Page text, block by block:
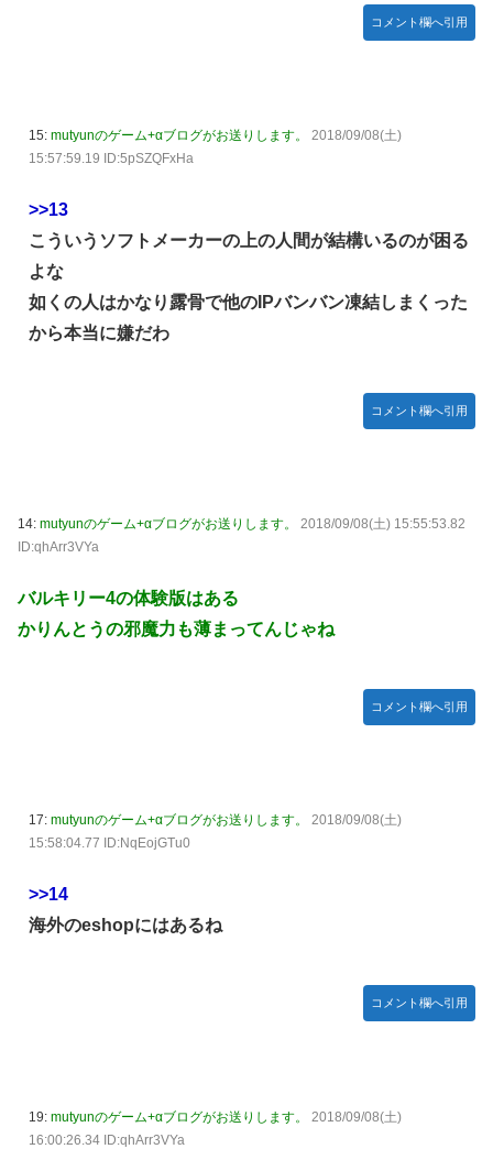
コメント欄へ引用
15: mutyunのゲーム+αブログがお送りします。
2018/09/08(土)
15:57:59.19 ID:5pSZQFxHa
>>13
こういうソフトメーカーの上の人間が結構いるのが困る
よな
如くの人はかなり露骨で他のIPバンバン凍結しまくった
から本当に嫌だわ
コメント欄へ引用
14: mutyunのゲーム+αブログがお送りします。
2018/09/08(土) 15:55:53.82
ID:qhArr3VYa
バルキリー4の体験版はある
かりんとうの邪魔力も薄まってんじゃね
コメント欄へ引用
17: mutyunのゲーム+αブログがお送りします。
2018/09/08(土)
15:58:04.77 ID:NqEojGTu0
>>14
海外のeshopにはあるね
コメント欄へ引用
19: mutyunのゲーム+αブログがお送りします。
2018/09/08(土)
16:00:26.34 ID:qhArr3VYa